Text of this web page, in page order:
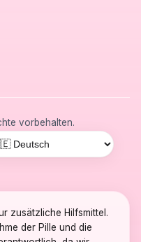
vorbehalten.
zusätzliche Hilfsmittel.
der Pille und die